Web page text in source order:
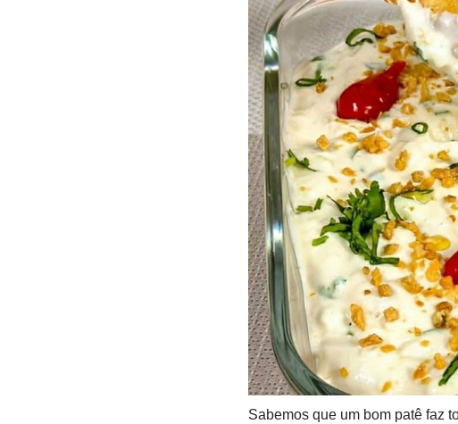
Sabemos que um bom patê faz